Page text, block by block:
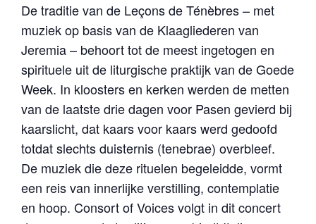
De traditie van de Leçons de Ténèbres – met
muziek op basis van de Klaagliederen van
Jeremia – behoort tot de meest ingetogen en
spirituele uit de liturgische praktijk van de Goede
Week. In kloosters en kerken werden de metten
van de laatste drie dagen voor Pasen gevierd bij
kaarslicht, dat kaars voor kaars werd gedoofd
totdat slechts duisternis (tenebrae) overbleef.
De muziek die deze rituelen begeleidde, vormt
een reis van innerlijke verstilling, contemplatie
en hoop. Consort of Voices volgt in dit concert